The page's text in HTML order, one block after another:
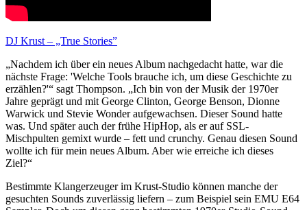
DJ Krust – „True Stories”
„Nachdem ich über ein neues Album nachgedacht hatte, war die
nächste Frage: 'Welche Tools brauche ich, um diese Geschichte zu
erzählen?'“ sagt Thompson. „Ich bin von der Musik der 1970er
Jahre geprägt und mit George Clinton, George Benson, Dionne
Warwick und Stevie Wonder aufgewachsen. Dieser Sound hatte
was. Und später auch der frühe HipHop, als er auf SSL-
Mischpulten gemixt wurde – fett und crunchy. Genau diesen Sound
wollte ich für mein neues Album. Aber wie erreiche ich dieses
Ziel?“
Bestimmte Klangerzeuger im Krust-Studio können manche der
gesuchten Sounds zuverlässig liefern – zum Beispiel sein EMU E64